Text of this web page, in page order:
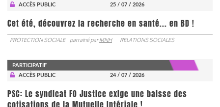
ACCÈS PUBLIC 25 / 07 / 2026
Cet été, découvrez la recherche en santé... en BD !
PROTECTION SOCIALE parrainé parMNH RELATIONS SOCIALES
PARTICIPATIF
ACCÈS PUBLIC
24 / 07 / 2026
PSC: Le syndicat FO Justice exige une baisse des
cotisations de la Mutuelle Intériale !